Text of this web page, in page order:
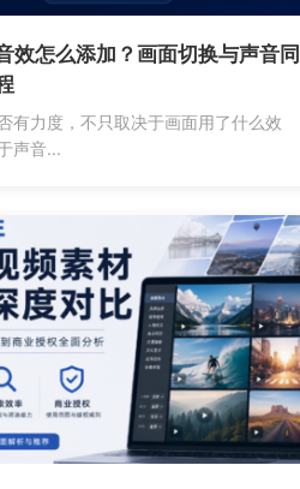
效怎么添加？画面切换与声音同
有力度，不只取决于画面用了什么效
声音...